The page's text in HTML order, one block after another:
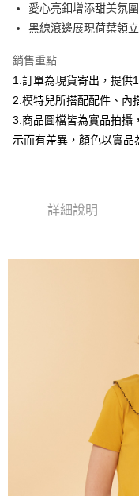
國泰世華商業銀行
臺灣中小企業銀行
聯邦商業銀行
元大商業銀行
台新國際商業銀行
台灣樂天信用卡公司
Apple Pay
悠遊付
Google Pay
大哥付你分期
2.付款方式選擇「大哥付你
流程，驗證手機門號後，選
4.訂單成立30分鐘內，如未
消。如遇「轉專審核」未通
1.分期款項不併入電信帳單
2.透過簡訊連結打開帳單後
帳／街口支付／iPASS
1.本服務係由「台灣大哥大
用戶於交易時，得透過本服
買賣價金債權讓與本公司後
2.基於同意付款使用「大哥
資料（包含姓名、電話或地
由本公司與您本人進行分期
3.完整用戶服務條款，請詳
相關說明
１．簡單：不需註冊會員、
２．便利：只要手機號碼，
３．安心：先確認商品／服
【「AFTEE先享後付」結帳
１．於結帳方式選擇「
結帳頁面，進行簡訊認證並
２．訂單成立數日內，您將
３．收到繳費通知簡訊後
ATM／網路銀行／等多元方
※ 請注意：結帳手續完成當
購買商品的店家。未經商家
後付繳納相關費用。
※ 交易是否成功請以「
是否繳費成功／繳費後需取
https://
每筆NT$120，滿
每筆NT$120，滿
每筆NT$120，滿
愛心亮釦增添甜美氛圍
黑線滾邊展現荷葉領
銷售重點
1.訂單為現貨寄出，提供
2.模特兒所搭配配件、內
3.商品圖檔皆為實品拍攝
示而有差異，顏色以實品
詳細說明